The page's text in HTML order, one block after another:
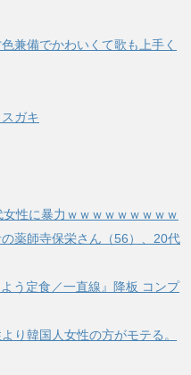
兼備でかわいくて歌も上手く
ガキ
性に暴力ｗｗｗｗｗｗｗｗｗ
薬師寺保栄さん（56）、20代
う定食／一直線』降板 コンプ
り韓国人女性の方がモテる。